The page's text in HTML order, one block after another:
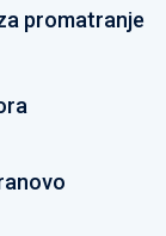
promatranje